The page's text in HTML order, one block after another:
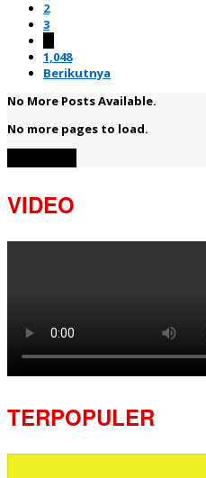
2
3
1,048
Berikutnya
No More Posts Available.
No more pages to load.
VIDEO
TERPOPULER